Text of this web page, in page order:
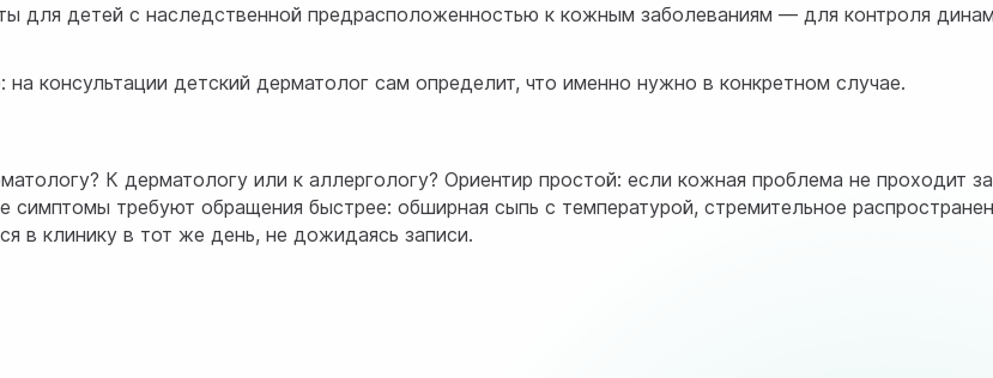
для детей с наследственной предрасположенностью к кожным заболеваниям — для контроля
консультации детский дерматолог сам определит, что именно нужно в конкретном случае.
К дерматологу или к аллергологу? Ориентир простой: если кожная проблема не проходит
симптомы требуют обращения быстрее: обширная сыпь с температурой, стремительное
в клинику в тот же день, не дожидаясь записи.